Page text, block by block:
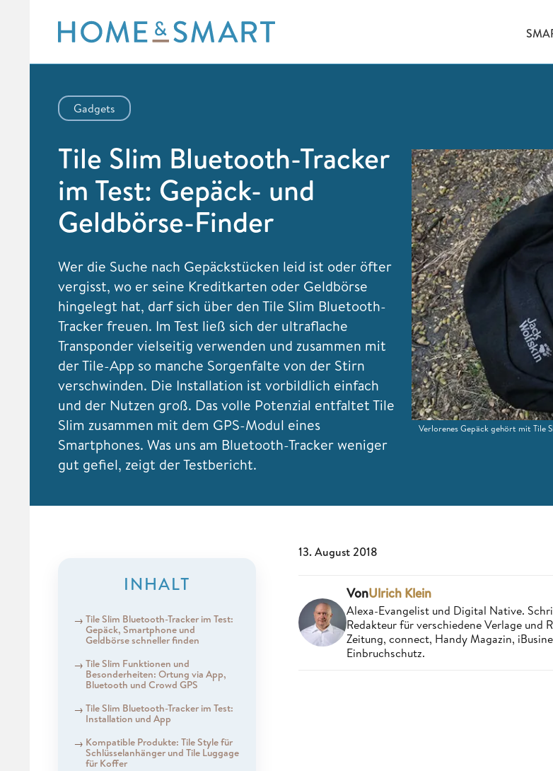
content
Gadgets
Tile Slim Bluetooth-Tracker
im Test: Gepäck- und
Geldbörse-Finder
Wer die Suche nach Gepäckstücken leid ist oder öfter
vergisst, wo er seine Kreditkarten oder Geldbörse
hingelegt hat, darf sich über den Tile Slim Bluetooth-
Tracker freuen. Im Test ließ sich der ultraflache
Transponder vielseitig verwenden und zusammen mit
der Tile-App so manche Sorgenfalte von der Stirn
verschwinden. Die Installation ist vorbildlich einfach
und der Nutzen groß. Das volle Potenzial entfaltet Tile
Slim zusammen mit dem GPS-Modul eines
Smartphones. Was uns am Bluetooth-Tracker weniger
gut gefiel, zeigt der Testbericht.
Verlorenes Gepäck gehört mit Tile
INHALT
Tile Slim Bluetooth-Tracker im Test:
Gepäck, Smartphone und
Geldbörse schneller finden
Tile Slim Funktionen und
Besonderheiten: Ortung via App,
Bluetooth und Crowd GPS
Tile Slim Bluetooth-Tracker im Test:
Installation und App
Kompatible Produkte: Tile Style für
Schlüsselanhänger und Tile Luggage
für Koffer
13. August 2018
VonUlrich Klein
Alexa-Evangelist und Digital Native.
Redakteur für verschiedene Verlage und
Zeitung, connect, Handy Magazin,
Einbruchschutz.